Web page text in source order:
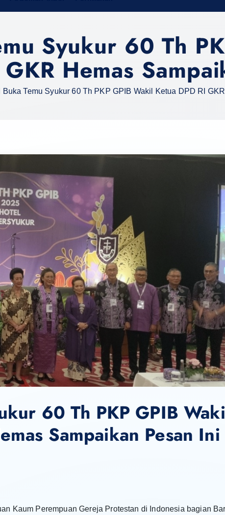
Syukur 60 Th
Hemas
Buka Temu Syukur 60 Th PKP GPIB Wakil Ketua DPD RI
60 Th PKP GPIB
Sampaikan Pesan Ini
Kaum Perempuan Gereja Protestan di Indonesia bagian